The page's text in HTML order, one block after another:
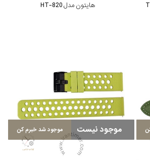
هایتون مدل HT-820
موجود نیست موجود شد خبرم کن